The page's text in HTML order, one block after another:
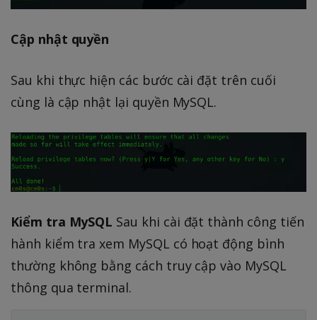
Cập nhật quyền
Sau khi thực hiện các bước cài đặt trên cuối
cùng là cập nhật lại quyền MySQL.
Kiểm tra MySQL Sau khi cài đặt thành công tiến
hành kiểm tra xem MySQL có hoạt động bình
thường không bằng cách truy cập vào MySQL
thông qua terminal.